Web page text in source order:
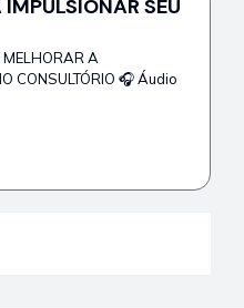
SEU
MELHORAR A
CONSULTÓRIO 🎧 Áudio